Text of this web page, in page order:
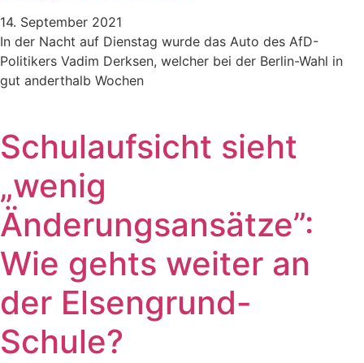
14. September 2021
In der Nacht auf Dienstag wurde das Auto des AfD-
Politikers Vadim Derksen, welcher bei der Berlin-Wahl in
gut anderthalb Wochen
Schulaufsicht sieht
„wenig
Änderungsansätze”:
Wie gehts weiter an
der Elsengrund-
Schule?